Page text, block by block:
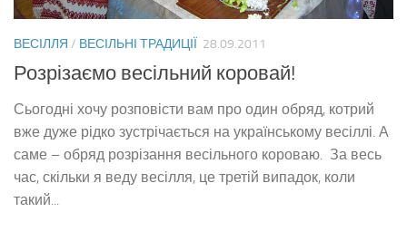
ВЕСІЛЛЯ / ВЕСІЛЬНІ ТРАДИЦІЇ 28.09.2011
Розрізаємо весільний коровай!
Сьогодні хочу розповісти вам про один обряд, котрий
вже дуже рідко зустрічається на українському весіллі. А
саме – обряд розрізання весільного короваю. За весь
час, скільки я веду весілля, це третій випадок, коли
такий...